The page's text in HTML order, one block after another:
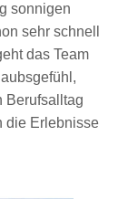
sonnigen
sehr schnell
das Team
Berufsalltag
die Erlebnisse